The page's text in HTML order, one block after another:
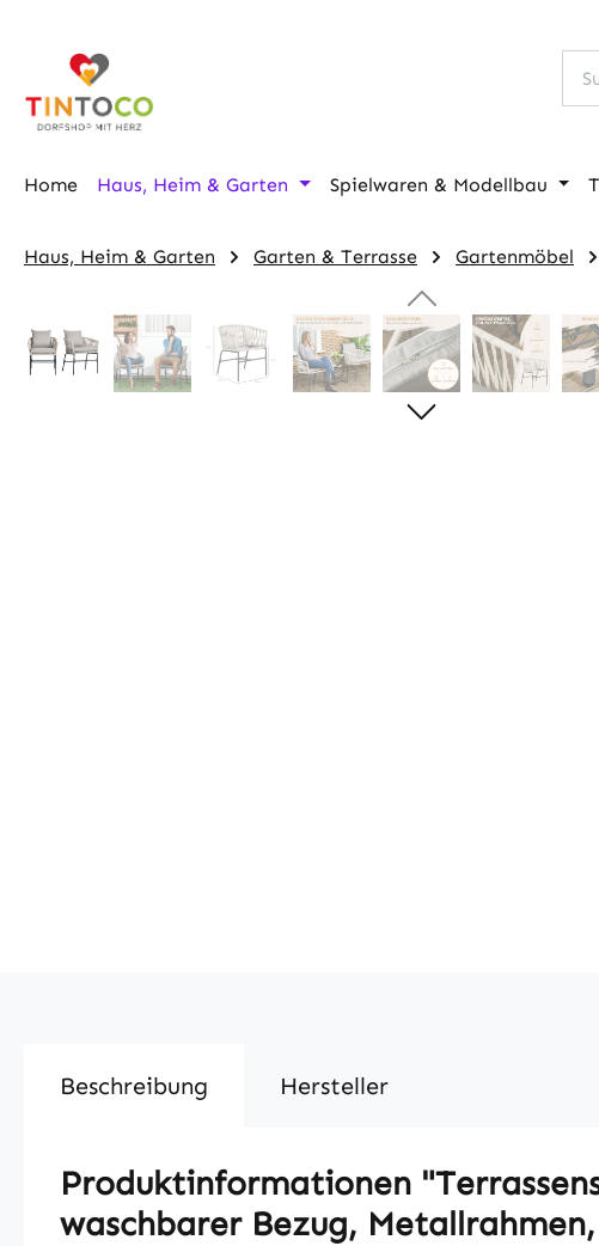
Home Haus, Heim & Garten Spielwaren & Modellbau
Haus, Heim & Garten Garten & Terrasse Gartenmöbel
Beschreibung Hersteller
Produktinformationen
waschbarer Bezug,